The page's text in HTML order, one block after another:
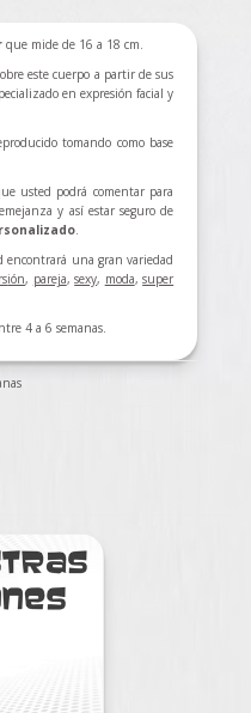
que mide de 16 a 18 cm.
este cuerpo a partir de sus
en expresión facial y
tomando como base
usted podrá comentar para
y así estar seguro de
.
encontrará una gran variedad
ión, pareja,sexy, moda,super
4 a 6 semanas.